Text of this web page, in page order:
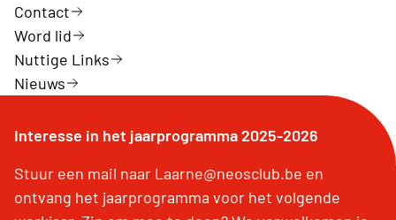
Contact
Word lid
Nuttige Links
Nieuws
Interesse in het jaarprogramma 2025-2026
Stuur een mail naar Laarne@neosclub.be en
ontvang het jaarprogramma voor het volgende